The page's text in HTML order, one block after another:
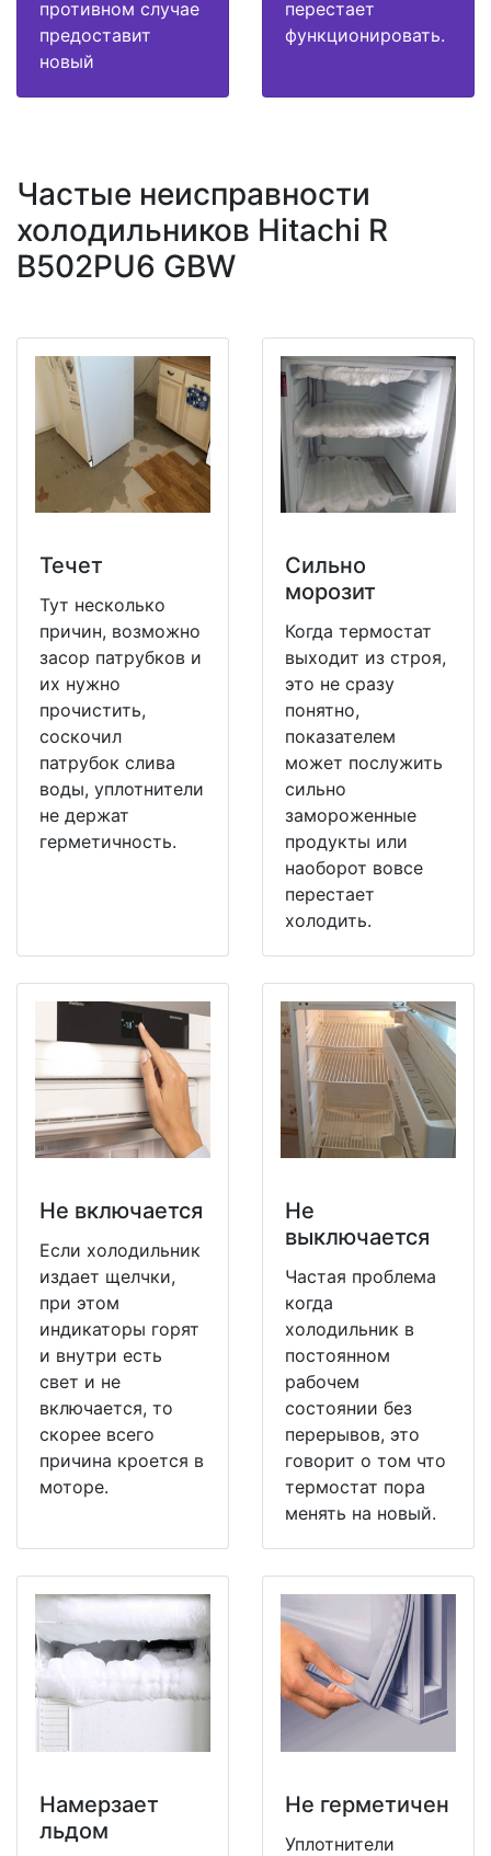
противном случае
предоставит
новый
перестает
функционировать.
Частые неисправности
холодильников Hitachi R
B502PU6 GBW
Течет
Тут несколько
причин, возможно
засор патрубков и
их нужно
прочистить,
соскочил
патрубок слива
воды, уплотнители
не держат
герметичность.
Сильно
морозит
Когда термостат
выходит из строя,
это не сразу
понятно,
показателем
может послужить
сильно
замороженные
продукты или
наоборот вовсе
перестает
холодить.
Не включается
Если холодильник
издает щелчки,
при этом
индикаторы горят
и внутри есть
свет и не
включается, то
скорее всего
причина кроется в
моторе.
Не
выключается
Частая проблема
когда
холодильник в
постоянном
рабочем
состоянии без
перерывов, это
говорит о том что
термостат пора
менять на новый.
Намерзает
льдом
Не герметичен
Уплотнители